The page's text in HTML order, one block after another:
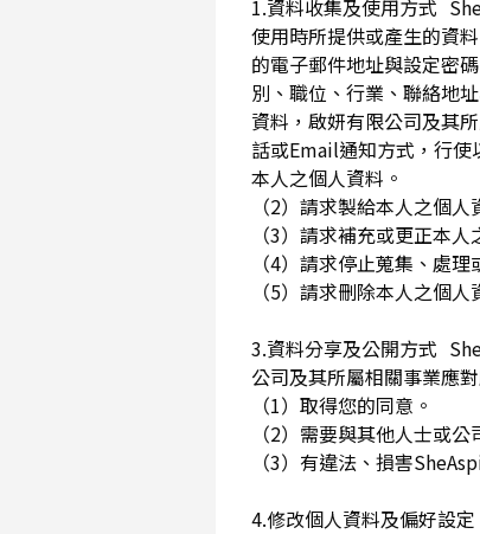
1.資料收集及使用方式
使用時所提供或產生的資
的電子郵件地址與設定密
別、職位、行業、聯絡地
資料，啟妍有限公司及其
話或Email通知方式，行
本人之個人資料。
（2）請求製給本人之個
（3）請求補充或更正本
（4）請求停止蒐集、處
（5）請求刪除本人之個人
3.資料分享及公開方式
公司及其所屬相關事業應
（1）取得您的同意。
（2）需要與其他人士或
（3）有違法、損害
4.修改個人資料及偏好設